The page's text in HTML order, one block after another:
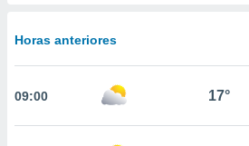
digital
permite
Horas anteriores
09:00 17°